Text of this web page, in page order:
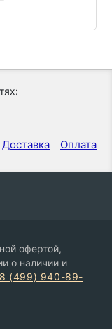
Доставка Оплата
офертой,
о наличии и
8 (499) 940-89-